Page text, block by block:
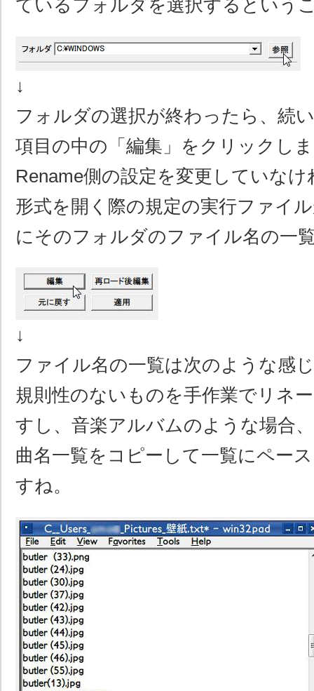
ているフォルダを選択するという
↓
フォルダの選択が終わったら、続
項目の中の「編集」をクリックし
Rename側の設定を変更していな
形式を開く際の規定の実行ファイ
にそのフォルダのファイル名の一
↓
ファイル名の一覧は次のような感
規則性のないものを手作業でリネ
すし、音楽アルバムのような場合
曲名一覧をコピーして一覧にペー
すね。